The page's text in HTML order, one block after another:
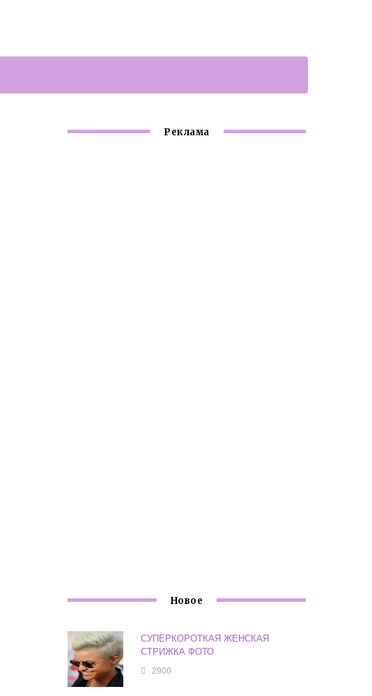
Реклама
Новое
СУПЕРКОРОТКАЯ ЖЕНСКАЯ
СТРИЖКА ФОТО
2900